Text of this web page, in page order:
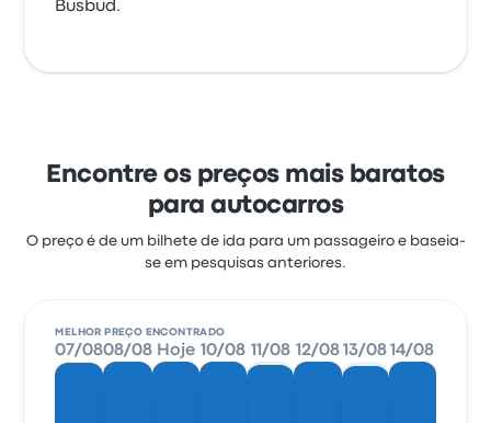
Busbud.
Encontre os preços mais baratos
para autocarros
O preço é de um bilhete de ida para um passageiro e baseia-
se em pesquisas anteriores.
MELHOR PREÇO ENCONTRADO
07/0808/08 Hoje 10/08 11/08 12/08 13/08 14/08